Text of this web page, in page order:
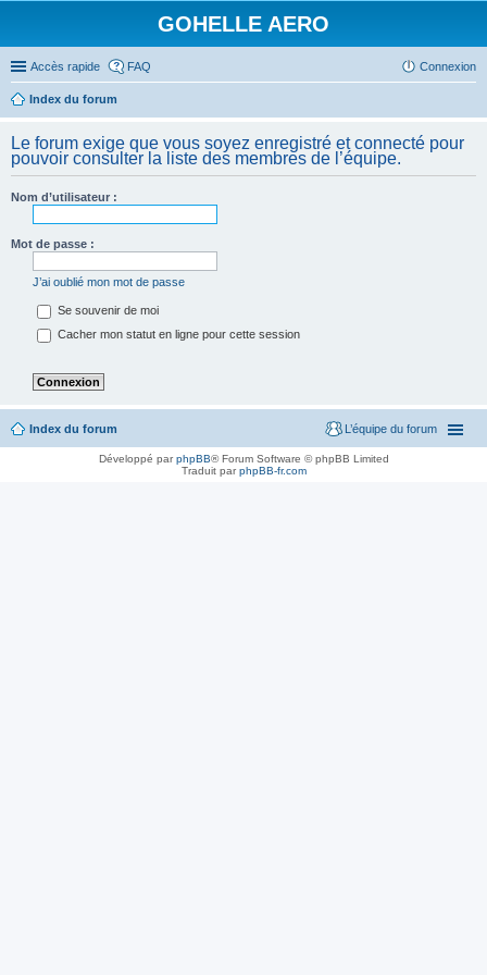
GOHELLE AERO
Accès rapide FAQ Connexion
Index du forum
Le forum exige que vous soyez enregistré et connecté pour
pouvoir consulter la liste des membres de l’équipe.
Nom d’utilisateur :
Mot de passe :
J’ai oublié mon mot de passe
Se souvenir de moi
Cacher mon statut en ligne pour cette session
Index du forum L’équipe du forum
Développé parphpBB® Forum Software © phpBB Limited
Traduit parphpBB-fr.com